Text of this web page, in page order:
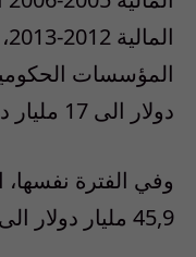
دولار الى 17 مليار دولار.
وفي الفترة
45,9 مليار دولار الى 106 مليار دولار.